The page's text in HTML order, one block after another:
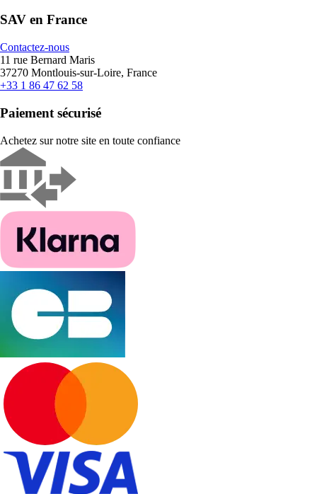
SAV en France
Contactez-nous
11 rue Bernard Maris
37270 Montlouis-sur-Loire, France
+33 1 86 47 62 58
Paiement sécurisé
Achetez sur notre site en toute confiance